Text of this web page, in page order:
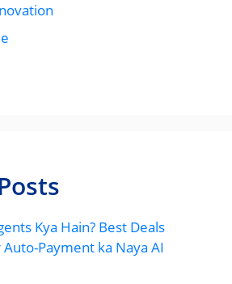
Kya Hain? Best Deals
Payment ka Naya AI